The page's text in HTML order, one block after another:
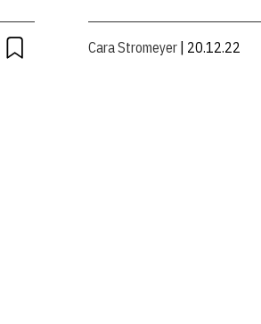
Cara Stromeyer | 20.12.22